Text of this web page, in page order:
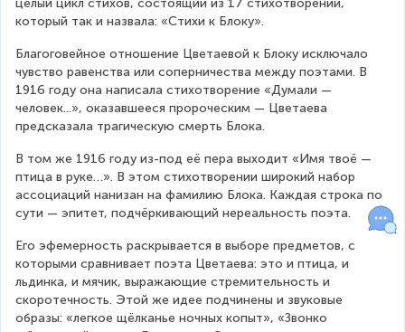
который так и назвала: «Стихи к Блоку».
Благоговейное отношение Цветаевой к Блоку исключало
чувство равенства или соперничества между поэтами. В
1916 году она написала стихотворение «Думали —
человек...», оказавшееся пророческим — Цветаева
предсказала трагическую смерть Блока.
В том же 1916 году из-под её пера выходит «Имя твоё —
птица в руке…». В этом стихотворении широкий набор
ассоциаций нанизан на фамилию Блока. Каждая строка по
сути — эпитет, подчёркивающий нереальность поэта.
Его эфемерность раскрывается в выборе предметов, с
которыми сравнивает поэта Цветаева: это и птица, и
льдинка, и мячик, выражающие стремительность и
скоротечность. Этой же идее подчинены и звуковые
образы: «легкое щёлканье ночных копыт», «Звонко